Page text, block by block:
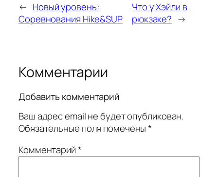
← Новый уровень:
Соревнования Hike&SUP
Что у Хэйли в
рюкзаке? →
Комментарии
Добавить комментарий
Ваш адрес email не будет опубликован.
Обязательные поля помечены*
Комментарий*